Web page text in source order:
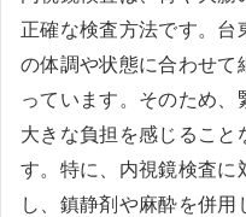
正確な検査方法です。
の体調や状態に合わせ
っています。そのため、
大きな負担を感じること
す。特に、内視鏡検査
し、鎮静剤や麻酔を併